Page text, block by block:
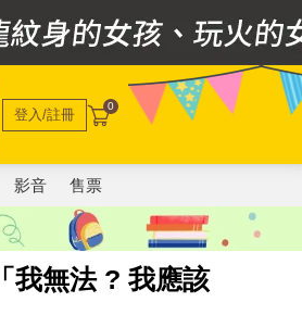
登入/註冊 0
影音 售票
我無法 ? 我應該